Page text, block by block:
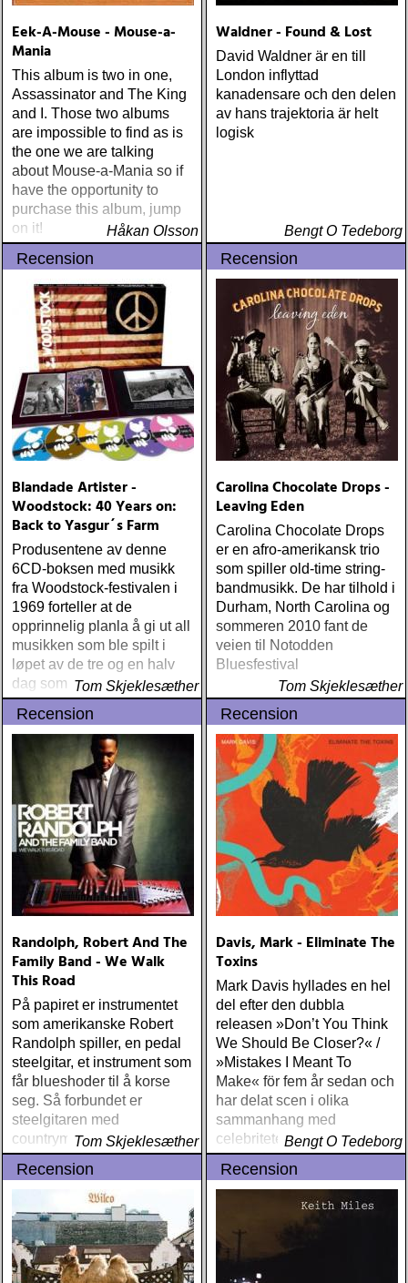
Eek-A-Mouse - Mouse-a-
Mania
This album is two in one,
Assassinator and The King
and I. Those two albums
are impossible to find as is
the one we are talking
about Mouse-a-Mania so if
have the opportunity to
purchase this album, jump
on it!
Håkan Olsson
Waldner - Found & Lost
David Waldner är en till
London inflyttad
kanadensare och den delen
av hans trajektoria är helt
logisk
Bengt O Tedeborg
Recension
Blandade Artister -
Woodstock: 40 Years on:
Back to Yasgur´s Farm
Produsentene av denne
6CD-boksen med musikk
fra Woodstock-festivalen i
1969 forteller at de
opprinnelig planla å gi ut all
musikken som ble spilt i
løpet av de tre og en halv
dag som festivalen varte.
De hevder at de har lykkes
med å finne frem til, og å
mikse, 99% av alt som
skjedde fra scenen
Tom Skjeklesæther
Recension
Carolina Chocolate Drops -
Leaving Eden
Carolina Chocolate Drops
er en afro-amerikansk trio
som spiller old-time string-
bandmusikk. De har tilhold i
Durham, North Carolina og
sommeren 2010 fant de
veien til Notodden
Bluesfestival
Tom Skjeklesæther
Recension
Randolph, Robert And The
Family Band - We Walk
This Road
På papiret er instrumentet
som amerikanske Robert
Randolph spiller, en pedal
steelgitar, et instrument som
får blueshoder til å korse
seg. Så forbundet er
steelgitaren med
countrymusikken at det
inkarnerer fordommene mot
nettopp denne ene
erkeamerikanske
musikkformen
Tom Skjeklesæther
Recension
Davis, Mark - Eliminate The
Toxins
Mark Davis hyllades en hel
del efter den dubbla
releasen »Don’t You Think
We Should Be Closer?« /
»Mistakes I Meant To
Make« för fem år sedan och
har delat scen i olika
sammanhang med
celebriteter som Kathleen
Edwards, Guy Clark och
The Great Lake Swimmers
Bengt O Tedeborg
Recension Recension